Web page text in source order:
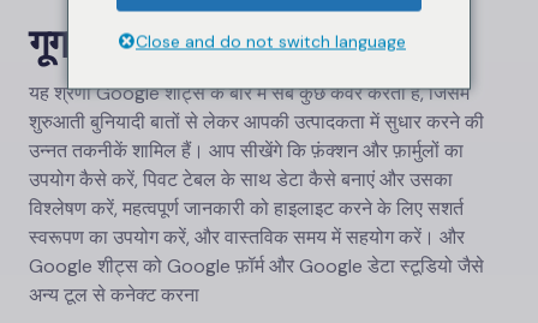
गूगल शीट
यह श्रेणी Google शीट्स के बारे में सब कुछ कवर करती है, जिसमें
शुरुआती बुनियादी बातों से लेकर आपकी उत्पादकता में सुधार करने की
उन्नत तकनीकें शामिल हैं। आप सीखेंगे कि फ़ंक्शन और फ़ार्मुलों का
उपयोग कैसे करें, पिवट टेबल के साथ डेटा कैसे बनाएं और उसका
विश्लेषण करें, महत्वपूर्ण जानकारी को हाइलाइट करने के लिए सशर्त
स्वरूपण का उपयोग करें, और वास्तविक समय में सहयोग करें। और
Google शीट्स को Google फ़ॉर्म और Google डेटा स्टूडियो जैसे
अन्य टूल से कनेक्ट करना
Close and do not switch language